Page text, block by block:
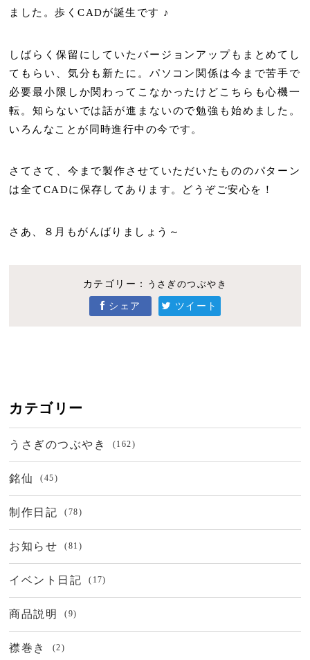
ました。歩くCADが誕生です ♪
しばらく保留にしていたバージョンアップもまとめてし
てもらい、気分も新たに。パソコン関係は今まで苦手で
必要最小限しか関わってこなかったけどこちらも心機一
転。知らないでは話が進まないので勉強も始めました。
いろんなことが同時進行中の今です。
さてさて、今まで製作させていただいたもののパターン
は全てCADに保存してあります。どうぞご安心を！
さあ、８月もがんばりましょう～
カテゴリー： うさぎのつぶやき
シェア ツイート
カテゴリー
うさぎのつぶやき (162)
銘仙 (45)
制作日記 (78)
お知らせ (81)
イベント日記 (17)
商品説明 (9)
襟巻き (2)